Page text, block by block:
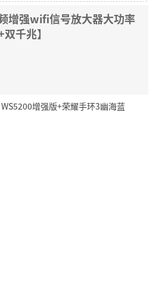
增强wifi信号放大器大功率
千兆】
增强版+荣耀手环3幽海蓝